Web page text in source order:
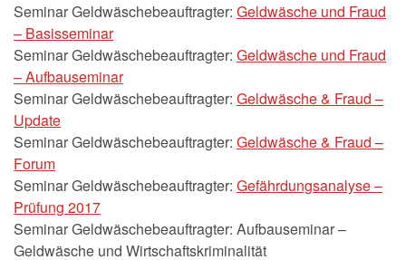
Seminar Geldwäschebeauftragter: Geldwäsche und Fraud
– Basisseminar
Seminar Geldwäschebeauftragter: Geldwäsche und Fraud
– Aufbauseminar
Seminar Geldwäschebeauftragter: Geldwäsche & Fraud –
Update
Seminar Geldwäschebeauftragter: Geldwäsche & Fraud –
Forum
Seminar Geldwäschebeauftragter: Gefährdungsanalyse –
Prüfung 2017
Seminar Geldwäschebeauftragter: Aufbauseminar –
Geldwäsche und Wirtschaftskriminalität